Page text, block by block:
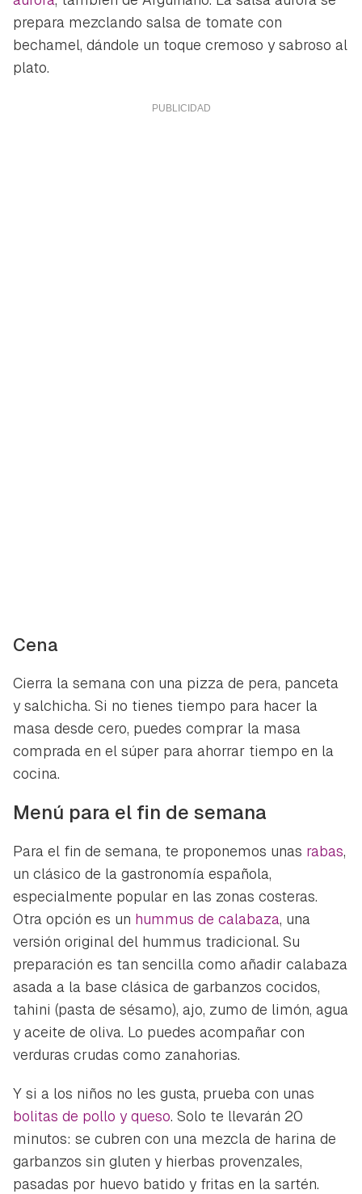
iniciar sesión con tu cuenta de Hogarmanía.
INICIAR SESIÓN CANCELAR
prepara mezclando salsa de tomate con
bechamel, dándole un toque cremoso y sabroso al
plato.
Cena
Cierra la semana con una pizza de pera, panceta
y salchicha. Si no tienes tiempo para hacer la
masa desde cero, puedes comprar la masa
comprada en el súper para ahorrar tiempo en la
cocina.
Menú para el fin de semana
Para el fin de semana, te proponemos unas rabas,
un clásico de la gastronomía española,
especialmente popular en las zonas costeras.
Otra opción es un hummus de calabaza, una
versión original del hummus tradicional. Su
preparación es tan sencilla como añadir calabaza
asada a la base clásica de garbanzos cocidos,
tahini (pasta de sésamo), ajo, zumo de limón, agua
y aceite de oliva. Lo puedes acompañar con
verduras crudas como zanahorias.
Y si a los niños no les gusta, prueba con unas
bolitas de pollo y queso. Solo te llevarán 20
minutos: se cubren con una mezcla de harina de
garbanzos sin gluten y hierbas provenzales,
pasadas por huevo batido y fritas en la sartén.